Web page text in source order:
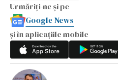
Urmăriți-ne și pe
Google News
și în aplicațiile mobile